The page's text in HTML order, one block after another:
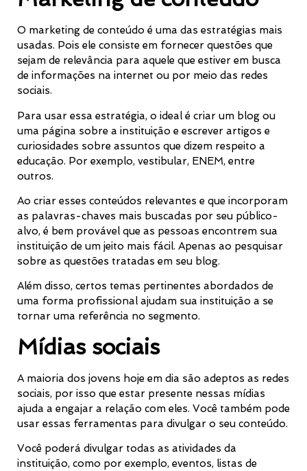
O marketing de conteúdo é uma das estratégias mais
usadas. Pois ele consiste em fornecer questões que
sejam de relevância para aquele que estiver em busca
de informações na internet ou por meio das redes
sociais.
Para usar essa estratégia, o ideal é criar um blog ou
uma página sobre a instituição e escrever artigos e
curiosidades sobre assuntos que dizem respeito a
educação. Por exemplo, vestibular, ENEM, entre
outros.
Ao criar esses conteúdos relevantes e que incorporam
as palavras-chaves mais buscadas por seu público-
alvo, é bem provável que as pessoas encontrem sua
instituição de um jeito mais fácil. Apenas ao pesquisar
sobre as questões tratadas em seu blog.
Além disso, certos temas pertinentes abordados de
uma forma profissional ajudam sua instituição a se
tornar uma referência no segmento.
Mídias sociais
A maioria dos jovens hoje em dia são adeptos as redes
sociais, por isso que estar presente nessas mídias
ajuda a engajar a relação com eles. Você também pode
usar essas ferramentas para divulgar o seu conteúdo.
Você poderá divulgar todas as atividades da
instituição, como por exemplo, eventos, listas de